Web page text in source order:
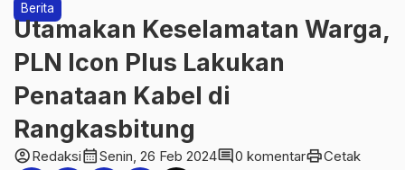
Berita
Utamakan Keselamatan Warga,
PLN Icon Plus Lakukan
Penataan Kabel di
Rangkasbitung
account_circleRedaksicalendar_monthSenin, 26 Feb 2024comment0 komentarprintCetak